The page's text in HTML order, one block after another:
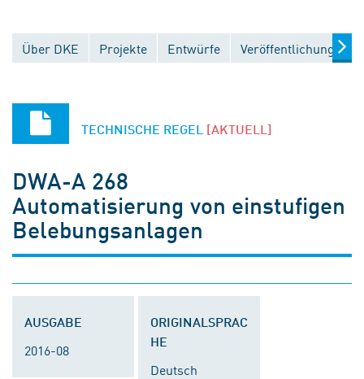
Über DKE Projekte Entwürfe Veröffentlichungen
TECHNISCHE REGEL [AKTUELL]
DWA-A 268
Automatisierung von einstufigen
Belebungsanlagen
AUSGABE
2016-08
ORIGINALSPRAC
HE
Deutsch